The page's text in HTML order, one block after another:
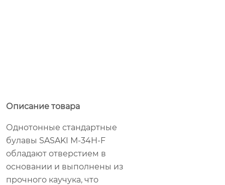
Описание товара
Однотонные стандартные
булавы SASAKI М-34H-F
обладают отверстием в
основании и выполнены из
прочного каучука, что